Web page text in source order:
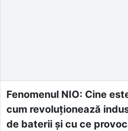
Fenomenul NIO: Cine
cum revoluționează
de baterii și cu ce